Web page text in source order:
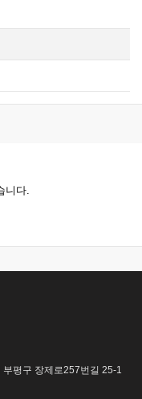
니다.
부평구 장제로257번길 25-1